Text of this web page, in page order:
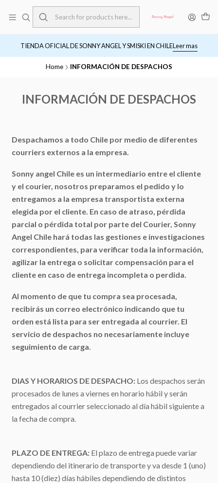
TIENDA OFICIAL DE SONNY ANGEL Y SMISKI EN CHILELeer mas
Home INFORMACIÓN DE DESPACHOS
INFORMACIÓN DE DESPACHOS
Despachamos a todo Chile por medio de diferentes
courriers externos a la empresa.
Sonny angel Chile es un intermediario entre el cliente
y el courier, nosotros preparamos el pedido y lo
entregamos a la empresa transportista externa
elegida por el cliente. En caso de atraso, pérdida
parcial o pérdida total por parte del Courier, Sonny
Angel Chile hará todas las gestiones e investigaciones
correspondientes, para verificar toda la información,
agilizar la entrega o solicitar compensación para el
cliente en caso de entrega incompleta o perdida.
Al momento de que tu compra sea procesada,
recibirás un correo electrónico indicando que tu
orden está lista para ser entregada al courrier. El
servicio de despachos no necesariamente incluye
seguimiento de carga.
DIAS Y HORARIOS DE DESPACHO: Los despachos serán
procesados de lunes a viernes en horario hábil y serán
entregados al courrier seleccionado al día hábil siguiente a
la fecha de compra.
PLAZO DE ENTREGA: El plazo de entrega puede variar
dependiendo del itinerario de transporte y va desde 1 (uno)
hasta 10 (diez) días hábiles dependiendo de distintos